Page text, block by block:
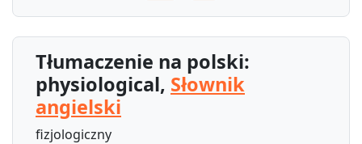
Tłumaczenie na polski:
physiological, Słownik
angielski
fizjologiczny